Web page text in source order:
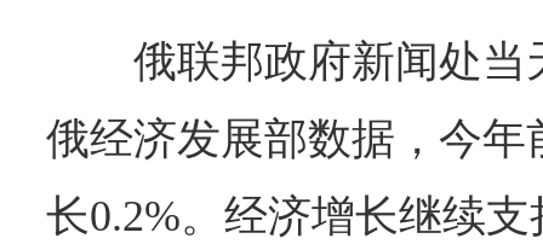
俄联邦政府新闻处
俄经济发展部数据，今年
长0.2%。经济增长继续